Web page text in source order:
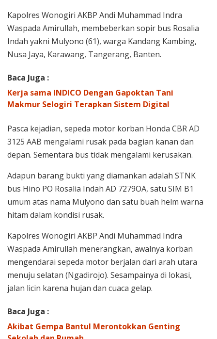
Kapolres Wonogiri AKBP Andi Muhammad Indra
Waspada Amirullah, membeberkan sopir bus Rosalia
Indah yakni Mulyono (61), warga Kandang Kambing,
Nusa Jaya, Karawang, Tangerang, Banten.
Baca Juga :
Kerja sama INDICO Dengan Gapoktan Tani
Makmur Selogiri Terapkan Sistem Digital
Pasca kejadian, sepeda motor korban Honda CBR AD
3125 AAB mengalami rusak pada bagian kanan dan
depan. Sementara bus tidak mengalami kerusakan.
Adapun barang bukti yang diamankan adalah STNK
bus Hino PO Rosalia Indah AD 7279OA, satu SIM B1
umum atas nama Mulyono dan satu buah helm warna
hitam dalam kondisi rusak.
Kapolres Wonogiri AKBP Andi Muhammad Indra
Waspada Amirullah menerangkan, awalnya korban
mengendarai sepeda motor berjalan dari arah utara
menuju selatan (Ngadirojo). Sesampainya di lokasi,
jalan licin karena hujan dan cuaca gelap.
Baca Juga :
Akibat Gempa Bantul Merontokkan Genting